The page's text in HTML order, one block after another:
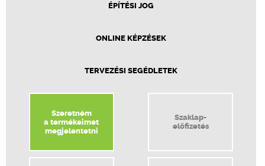
ÉPÍTÉSI JOG
ONLINE KÉPZÉSEK
TERVEZÉSI SEGÉDLETEK
Szeretném
a termékeimet
megjelentetni
Szaklap-
előfizetés